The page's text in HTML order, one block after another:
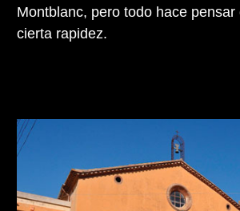
Montblanc, pero todo hace pensar
cierta rapidez.